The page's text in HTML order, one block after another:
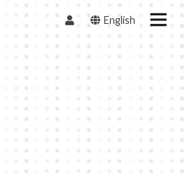
English